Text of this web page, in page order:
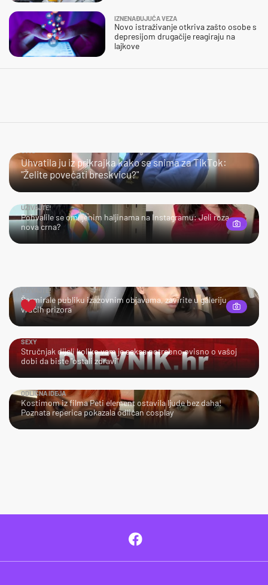
IZNENAĐUJUĆA VEZA
Novo istraživanje otkriva zašto osobe s
depresijom drugačije reagiraju na
lajkove
Uhvatila ju iz prikrajka kako se snima za TikTok:
"Želite povećati breskvicu?"
UŽIVAJTE!
Pohvalile se omiljenim haljinama na Instagramu: Jeli roza
nova crna?
UŽIVAJTE!
Šarmirale publiku izazovnim objavama, zavirite u galeriju
vrućih prizora
SEXY
Stručnjak dijeli koliko vam je seksa potrebno ovisno o vašoj
dobi da biste "ostali zdravi"
ODLIČNA IDEJA
Kostimom iz filma Peti element ostavila ljude bez daha!
Poznata reperica pokazala odličan cosplay